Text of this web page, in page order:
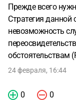
Прежде всего
Стратегия данной
невозможность
обстоятельствам
24 февраля, 16:44
0 0